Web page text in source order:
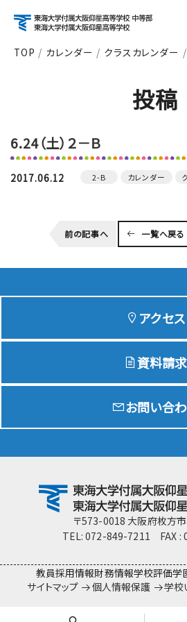
About
Course
School Life
Exam
team Gyosei
TOP カレンダー クラスカレンダー
投稿
6.24（土）２－Ｂ
2017.06.12 2-B カレンダー
前の記事へ 一覧へ戻る
アクセス
資料請求
お問い合
〒573-0018 大阪府枚方
TEL: 072-849-7211 FAX :
教員採用情報財務情報学校評価学
サイトマップ
個人情報保護 学校